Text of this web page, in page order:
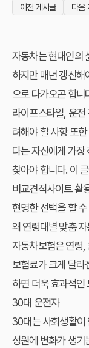
이전 게시글
다음
자동차는 현대인의
하지만 매년 갱신해
으로 다가오곤 합
라이프스타일, 운전
려해야 할 사항 또
다는 자신에게 가장
찾아야 합니다. 이
비교견적사이트 활
현명한 선택을 할
왜 연령대별 맞춤
자동차보험은 연령,
보험료가 크게 달라
하면 더욱 효과적인
30대 운전자
30대는 사회생활이
성원에 변화가 생기